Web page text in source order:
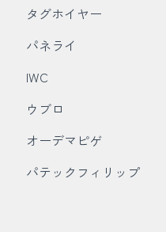
タグホイヤー
パネライ
IWC
ウブロ
オーデマピゲ
パテックフィリップ